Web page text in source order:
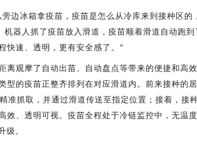
冰箱拿疫苗，疫苗是怎么从冷库来到接种区的
器人抓了疫苗放入滑道，疫苗顺着滑道自动跑到
快速、透明，更有安全感了。”
观摩了自动出苗、自动盘点等带来的便捷和高
型的疫苗正整齐排列在对应滑道内。前来接种的
准抓取，并通过滑道传送至指定位置；接着，接
效、透明可视。疫苗全程处于冷链监控中，无温
级。